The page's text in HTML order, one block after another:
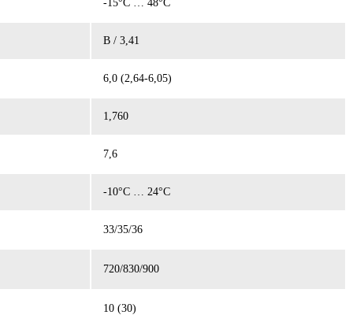
-15°C … 48°C
B / 3,41
6,0 (2,64-6,05)
1,760
7,6
-10°C … 24°C
33/35/36
720/830/900
10 (30)